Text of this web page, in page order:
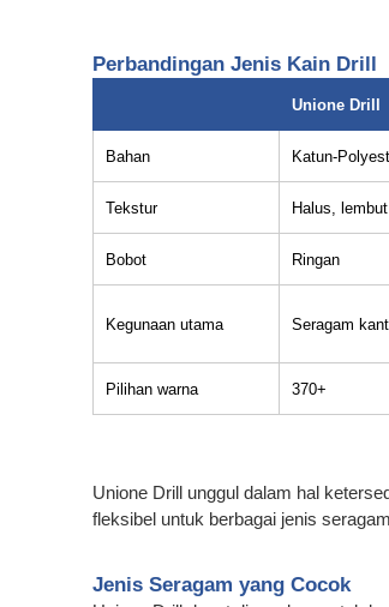
Perbandingan Jenis Kain Drill
Unione Drill
Bahan Katun-
Tekstur Halus, lembut
Bobot Ringan
Kegunaan utama Seragam
Pilihan warna 370+
Unione Drill unggul dalam hal
fleksibel untuk berbagai jenis
Jenis Seragam yang Cocok